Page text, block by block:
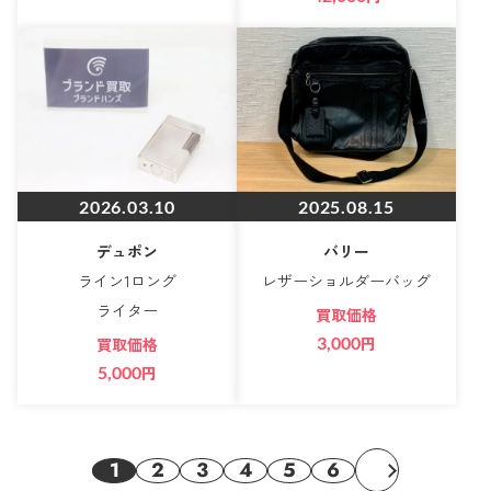
2026.03.10
デュポン
ライン1ロング
ライター
買取価格
5,000円
2025.08.15
バリー
レザーショルダーバッグ
買取価格
3,000円
1 2 3 4 5 6